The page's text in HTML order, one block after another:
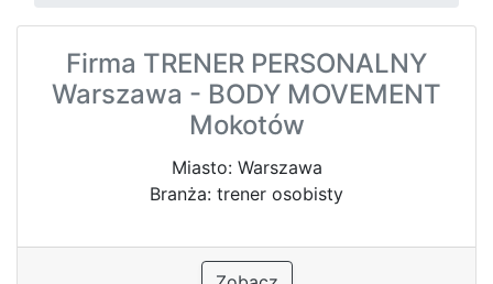
Firma TRENER PERSONALNY
Warszawa - BODY MOVEMENT
Mokotów
Miasto: Warszawa
Branża: trener osobisty